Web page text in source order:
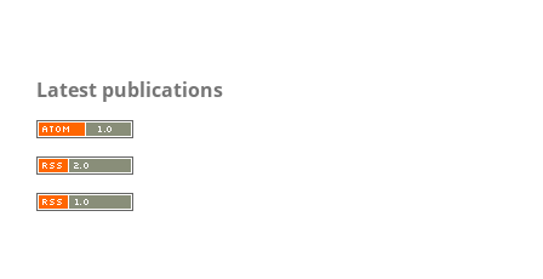
Latest publications